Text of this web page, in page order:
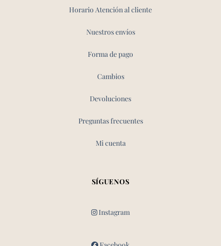
Horario Atención al cliente
Nuestros envíos
Forma de pago
Cambios
Devoluciones
Preguntas frecuentes
Mi cuenta
SÍGUENOS
Instagram